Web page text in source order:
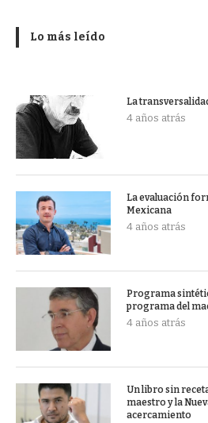
Lo más leído
La
4 años atrás
La evaluación
Mexicana
4 años atrás
Programa
programa del
4 años atrás
Un libro sin
maestro y la
acercamiento